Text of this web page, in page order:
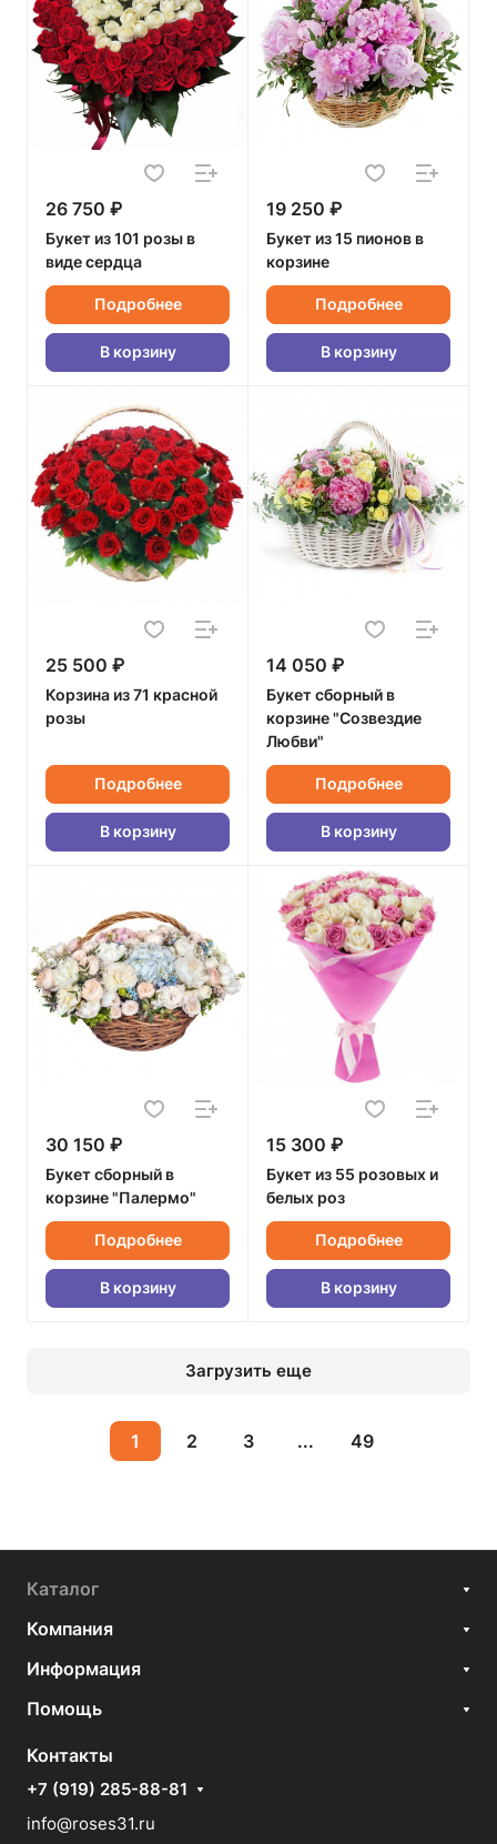
26 750 ₽
Букет из 101 розы в
виде сердца
Подробнее
В корзину
19 250 ₽
Букет из 15 пионов в
корзине
Подробнее
В корзину
25 500 ₽
Корзина из 71 красной
розы
Подробнее
В корзину
14 050 ₽
Букет сборный в
корзине "Созвездие
Любви"
Подробнее
В корзину
30 150 ₽
Букет сборный в
корзине "Палермо"
Подробнее
В корзину
15 300 ₽
Букет из 55 розовых и
белых роз
Подробнее
В корзину
Загрузить еще
1 2 3 ... 49
Каталог
Компания
Информация
Помощь
Контакты
+7 (919) 285-88-81
info@roses31.ru